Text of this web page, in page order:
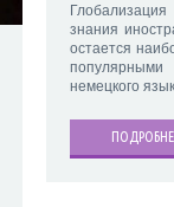
знания
остается
популярными
немецкого